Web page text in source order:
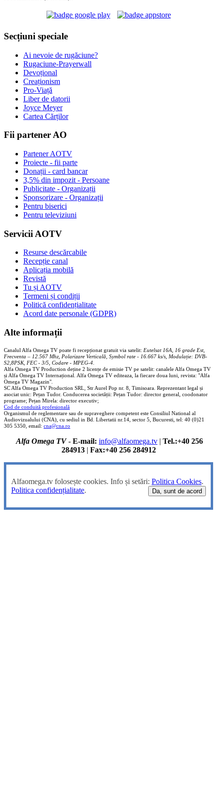
Secțiuni speciale
Ai nevoie de rugăciune?
Rugaciune-Prayerwall
Devoțional
Creaționism
Pro-Viață
Liber de datorii
Joyce Meyer
Cartea Cărților
Fii partener AO
Partener AOTV
Proiecte - fii parte
Donații - card bancar
3,5% din impozit - Persoane
Publicitate - Organizații
Sponsorizare - Organizații
Pentru biserici
Pentru televiziuni
Servicii AOTV
Resurse descărcabile
Recepție canal
Aplicația mobilă
Revistă
Tu și AOTV
Termeni și condiții
Politică confidențialitate
Acord date personale (GDPR)
Alte informații
Canalul Alfa Omega TV poate fi recepționat gratuit via satelit: Eutelsat 16A, 16 grade Est,
Frecventa – 12.567 Mhz, Polarizare Verticală, Symbol rate - 16.667 ks/s, Modulație: DVB-
S2,8PSK, FEC - 3/5, Codare - MPEG-4
Alfa Omega TV Production deține 2 licențe de emisie TV pe satelit: canalele Alfa Omega TV
și Alfa Omega TV Internațional. Alfa Omega TV editeaza, la fiecare doua luni, revista: "Alfa
Omega TV Magazin".
SC Alfa Omega TV Production SRL, Str Aurel Pop nr. 8, Timisoara. Reprezentant legal și
asociat unic: Pețan Tudor. Conducerea societății: Pețan Tudor: director general, coodonator
programe; Pețan Mirela: director executiv;
Cod de conduită profesională
Organismul de reglementare sau de supraveghere competent este Consiliul National al
Audiovizualului (CNA), cu sediul in Bd. Libertatii nr.14, sector 5, Bucuresti, tel: 40 (0)21
305 5350, email: cna@cna.ro
Alfa Omega TV- E-mail: info@alfaomega.tv | Tel.:+40 256
284913| Fax:+40 256 284912
Alfaomega.tv folosește cookies. Info și setări: Politica Cookies.
Politica confidențialitate. Da, sunt de acord